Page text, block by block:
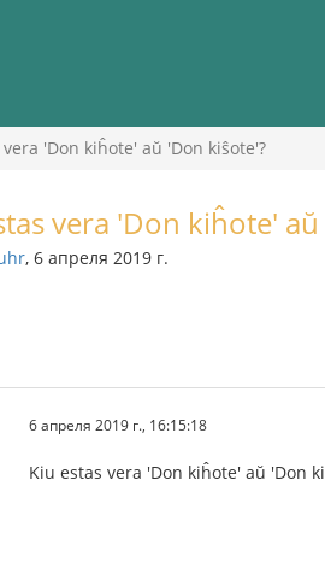
'Don kiĥote' aŭ 'Don kiŝote'?
vera 'Don kiĥote'
, 6 апреля 2019 г.
6 апреля 2019 г., 16:15:18
Kiu estas vera 'Don kiĥote' aŭ 'Don